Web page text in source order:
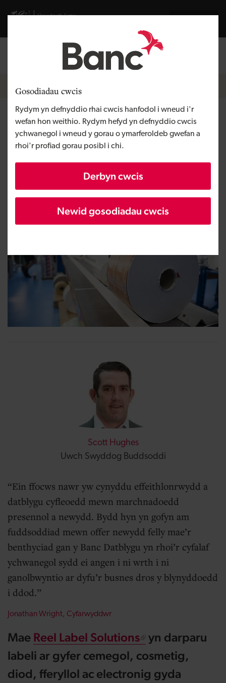
Gosodiadau cwcis
Rydym yn defnyddio rhai cwcis hanfodol i wneud i'r
wefan hon weithio. Rydym hefyd yn defnyddio cwcis
ychwanegol i wneud y gorau o ymarferoldeb gwefan a
rhoi'r profiad gorau posibl i chi.
Derbyn cwcis
Newid gosodiadau cwcis
Visit gov.wales website
Mewngofnodi
Breadcrumb
Hafan
Reel Label Solutions
Rhanbarth De Cymru
Tyfu busnes
Maint BBaCh
Dros £1 miliwn
Scott Hughes
Uwch Swyddog Buddsoddi
Ein ffocws nawr yw cynyddu effeithlonrwydd a
datblygu cyfleoedd mewn marchnadoedd
presennol a newydd. Bydd hyn yn gofyn am
fuddsoddiad mewn offer newydd felly mae’r
benthyciad gan y Banc Datblygu yn rhoi’r cyfalaf
ychwanegol sydd ei angen i ni wrth i ni
ganolbwyntio ar dyfu’r busnes dros y blynyddoedd
i ddod.
Jonathan Wright, Cyfarwyddwr
Mae Reel Label Solutions yn darparu
labeli ar gyfer cemegol, cosmetig,
diod, fferyllol ac electronig gyda